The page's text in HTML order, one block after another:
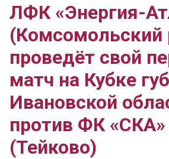
ЛФК «Энергия-
(Комсомольский
проведёт свой
матч на Кубке
Ивановской
против ФК «СКА»
(Тейково)